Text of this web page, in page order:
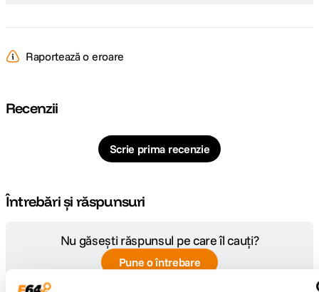
Raportează o eroare
Recenzii
Scrie prima recenzie
Întrebări și răspunsuri
Nu găsești răspunsul pe care îl cauți?
Pune o întrebare